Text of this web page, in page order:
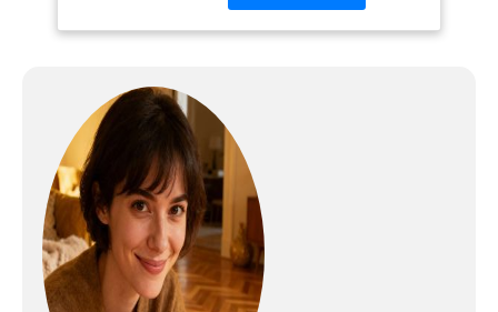
La fonction oscillante à 3
modes permet une
coupe plus rapide
Changement de lame
rapide et sans outil Base
robuste en aluminium
moulé sous pression
pour une durabilité